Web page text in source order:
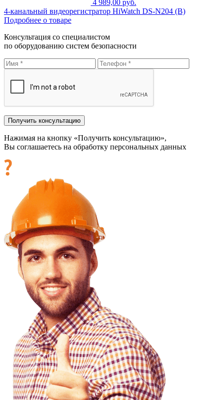
4 989,00 руб.
4-канальный видеорегистратор HiWatch DS-N204 (B)
Подробнее о товаре
Консультация со специалистом
по оборудованию систем безопасности
Нажимая на кнопку «Получить консультацию»,
Вы соглашаетесь на обработку персональных данных